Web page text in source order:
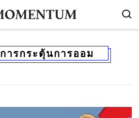
การกระตุ้นการออม